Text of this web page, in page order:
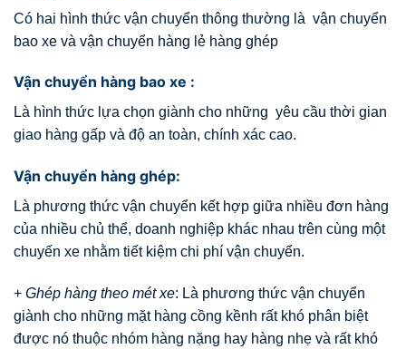
Có hai hình thức vận chuyển thông thường là vận chuyển
bao xe và vận chuyển hàng lẻ hàng ghép
Vận chuyển hàng bao xe :
Là hình thức lựa chọn giành cho những yêu cầu thời gian
giao hàng gấp và độ an toàn, chính xác cao.
Vận chuyển hàng ghép:
Là phương thức vận chuyển kết hợp giữa nhiều đơn hàng
của nhiều chủ thể, doanh nghiệp khác nhau trên cùng một
chuyến xe nhằm tiết kiệm chi phí vận chuyển.
+ Ghép hàng theo mét xe: Là phương thức vận chuyển
giành cho những mặt hàng cồng kềnh rất khó phân biệt
được nó thuộc nhóm hàng nặng hay hàng nhẹ và rất khó